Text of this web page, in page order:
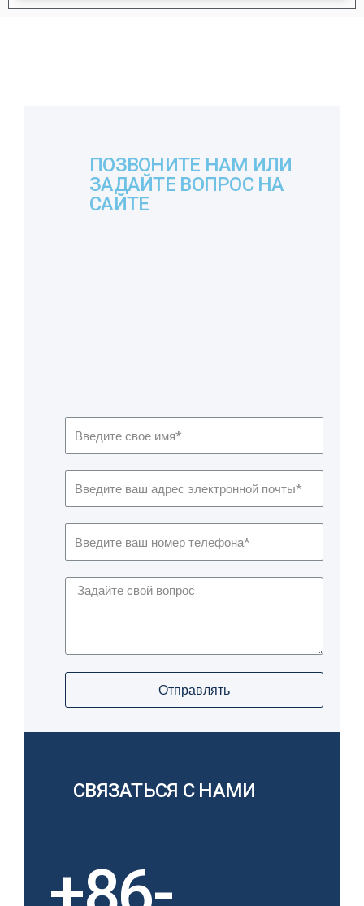
ПОЗВОНИТЕ НАМ ИЛИ
ЗАДАЙТЕ ВОПРОС НА
САЙТЕ
Отправлять
СВЯЗАТЬСЯ С НАМИ